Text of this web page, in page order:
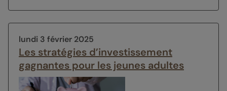
lundi 3 février 2025
Les stratégies d’investissement
gagnantes pour les jeunes adultes